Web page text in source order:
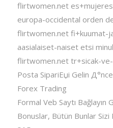
flirtwomen.net
europa-occidental orden
flirtwomen.net fi+kuumat-
aasialaiset-naiset etsi
flirtwomen.net tr+sicak-
Posta SipariЕџi Gelin
Forex Trading
Formal Veb Saytı Bağlayın️
Bonuslar, Bütün Bunlar